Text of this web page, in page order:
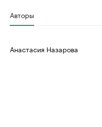
Авторы
Анастасия Назарова